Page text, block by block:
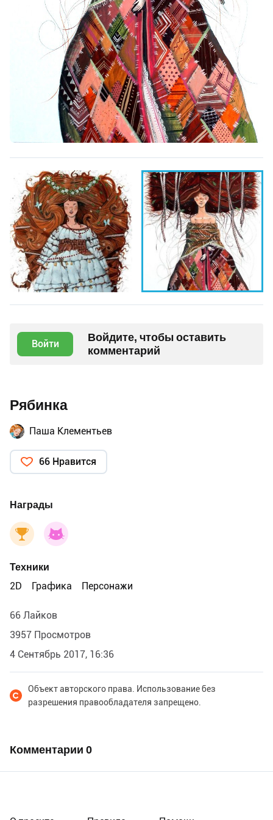
Войти
Войдите, чтобы оставить
комментарий
Рябинка
Паша Клементьев
66 Нравится
Награды
Техники
2D
Графика Персонажи
66 Лайков
3957 Просмотров
4 Сентябрь 2017, 16:36
Объект авторского права. Использование без
разрешения правообладателя запрещено.
Комментарии 0